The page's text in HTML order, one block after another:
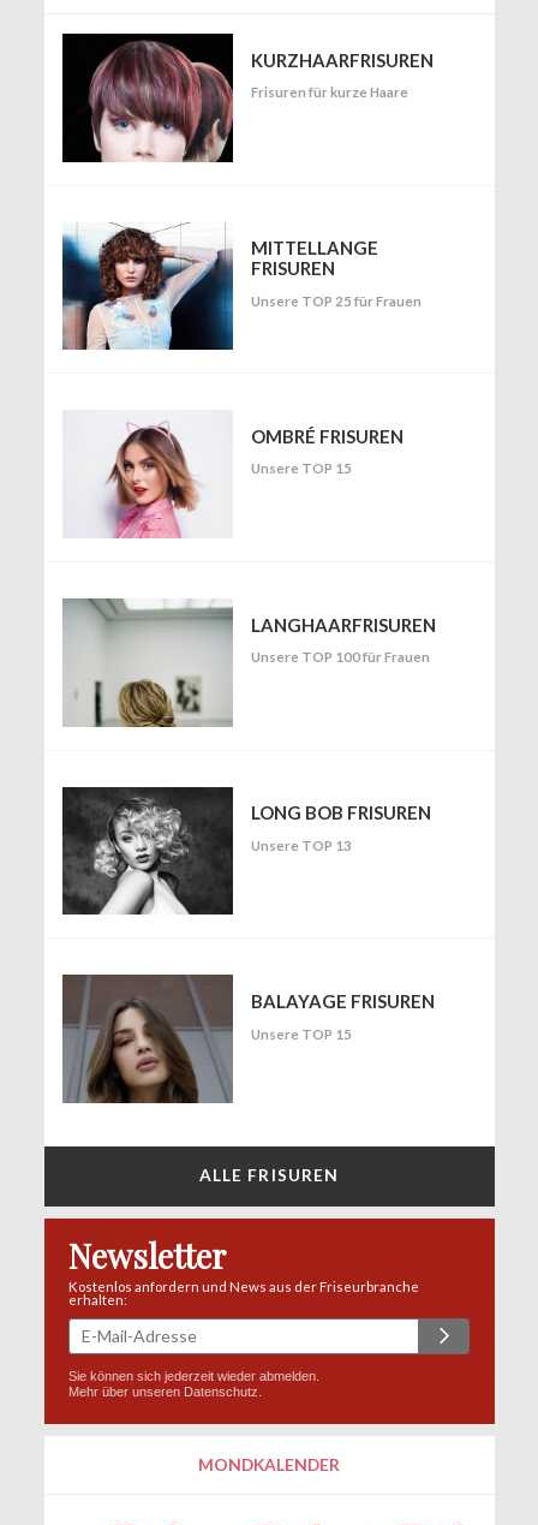
KURZHAARFRISUREN
Frisuren für kurze Haare
MITTELLANGE
FRISUREN
Unsere TOP 25 für Frauen
OMBRÉ FRISUREN
Unsere TOP 15
LANGHAARFRISUREN
Unsere TOP 100 für Frauen
LONG BOB FRISUREN
Unsere TOP 13
BALAYAGE FRISUREN
Unsere TOP 15
ALLE FRISUREN
Newsletter
Kostenlos anfordern und News aus der Friseurbranche
erhalten:
Sie können sich jederzeit wieder abmelden.
Mehr über unseren Datenschutz
MONDKALENDER